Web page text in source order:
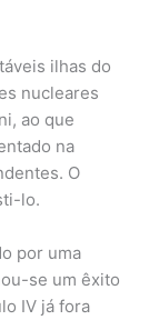
ilhas do
nucleares
ao que
na
O
lo.
por uma
se um êxito
IV já fora